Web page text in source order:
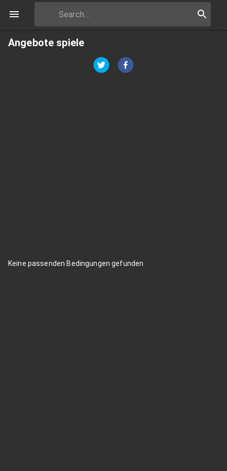
Angebote spiele
Keine passenden Bedingungen gefunden